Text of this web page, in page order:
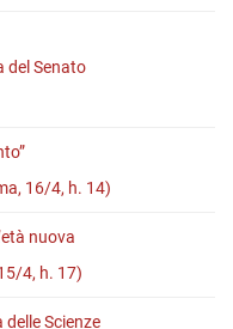
del Senato
16/4, h. 14)
nuova
4, h. 17)
delle Scienze